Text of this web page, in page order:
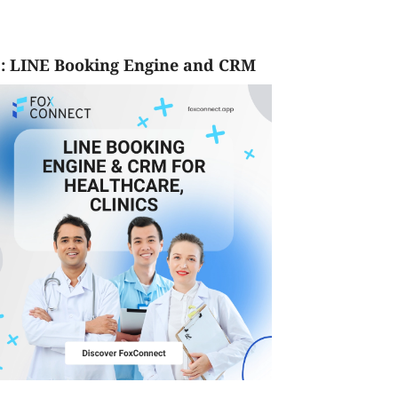
LINE Booking Engine and CRM